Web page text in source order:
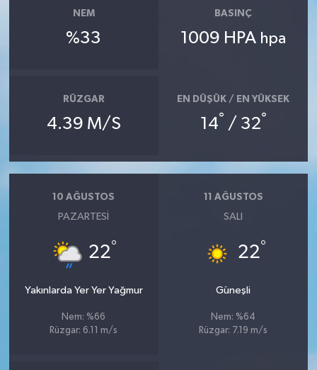
NEM
%33
BASINÇ
1009 HPA hpa
RÜZGAR
4.39 M/S
EN DÜŞÜK / EN YÜKSEK
14° / 32°
10 AĞUSTOS
PAZARTESI
22°
Yakınlarda Yer Yer Yağmur
Nem: %66
Rüzgar: 6.11 m/s
11 AĞUSTOS
SALI
22°
Güneşli
Nem: %64
Rüzgar: 7.19 m/s